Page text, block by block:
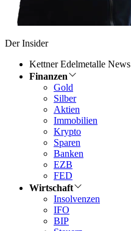
Der Insider
Kettner Edelmetalle News
Finanzen
Gold
Silber
Aktien
Immobilien
Krypto
Sparen
Banken
EZB
FED
Wirtschaft
Insolvenzen
IFO
BIP